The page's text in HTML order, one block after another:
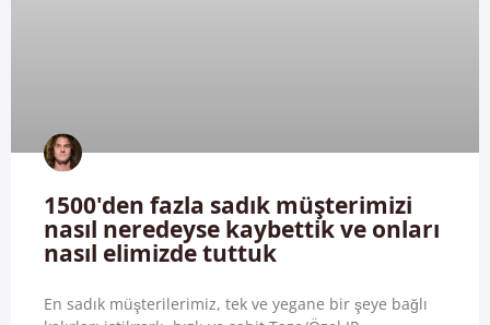
1500'den fazla sadık müşterimizi
nasıl neredeyse kaybettik ve onları
nasıl elimizde tuttuk
En sadık müşterilerimiz, tek ve yegane bir şeye bağlı